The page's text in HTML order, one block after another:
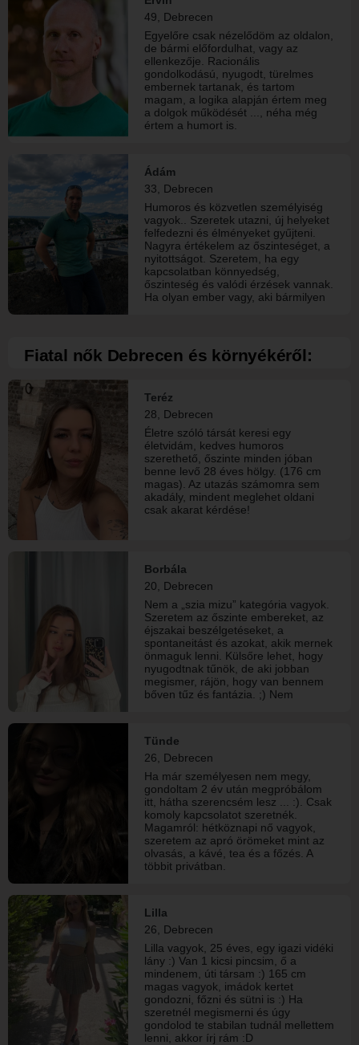
elmémet is. Arra az érzéki férfira, aki
megérti, min megyek keresztül
nőként, de elég erős ahhoz, hogy
védelmezni,ápolni tudjon. Akarom a
férfit, akit tisztelni tudok, mert a
helyén van. Nem a tökéletest
keresem, és végképp nem a
49, Debrecen
Egyelőre csak nézelődöm az oldalon,
de bármi előfordulhat, vagy az
ellenkezője. Racionális
gondolkodású, nyugodt, türelmes
embernek tartanak, és tartom
magam, a logika alapján értem meg
a dolgok működését ..., néha még
értem a humort is.
Ádám
33, Debrecen
Humoros és közvetlen személyiség
vagyok.. Szeretek utazni, új helyeket
felfedezni és élményeket gyűjteni.
Nagyra értékelem az őszinteséget, a
nyitottságot. Szeretem, ha egy
kapcsolatban könnyedség,
őszinteség és valódi érzések vannak.
Ha olyan ember vagy, aki bármilyen
igazi oldaladat - biztosan találunk
majd közös nyelvet.
Fiatal nők Debrecen és környékéről:
Teréz
28, Debrecen
Életre szóló társát keresi egy
életvidám, kedves humoros
szerethető, őszinte minden jóban
benne levő 28 éves hölgy. (176 cm
magas). Az utazás számomra sem
akadály, mindent meglehet oldani
csak akarat kérdése!
Borbála
20, Debrecen
Nem a „szia mizu” kategória vagyok.
Szeretem az őszinte embereket, az
éjszakai beszélgetéseket, a
spontaneitást és azokat, akik mernek
önmaguk lenni. Külsőre lehet, hogy
nyugodtnak tűnök, de aki jobban
megismer, rájön, hogy van bennem
bőven tűz és fantázia. ;) Nem
is. Bírom az extrém dolgokat, az új
élményeket, és nem ijedek meg attól
sem, ha valaki kicsit őrült… sőt. Ha
van önbizalmad, humorod és tudsz
beszélgetni is, már előnyből indulsz.
A többit inkább személyesen. :P
Tünde
26, Debrecen
Ha már személyesen nem megy,
gondoltam 2 év után megpróbálom
itt, hátha szerencsém lesz ... :). Csak
komoly kapcsolatot szeretnék.
Magamról: hétköznapi nő vagyok,
szeretem az apró örömeket mint az
olvasás, a kávé, tea és a főzés. A
többit privátban.
Lilla
26, Debrecen
Lilla vagyok, 25 éves, egy igazi vidéki
lány :) Van 1 kicsi pincsim, ő a
mindenem, úti társam :) 165 cm
magas vagyok, imádok kertet
gondozni, főzni és sütni is :) Ha
szeretnél megismerni és úgy
gondolod te stabilan tudnál mellettem
lenni, akkor írj rám :D